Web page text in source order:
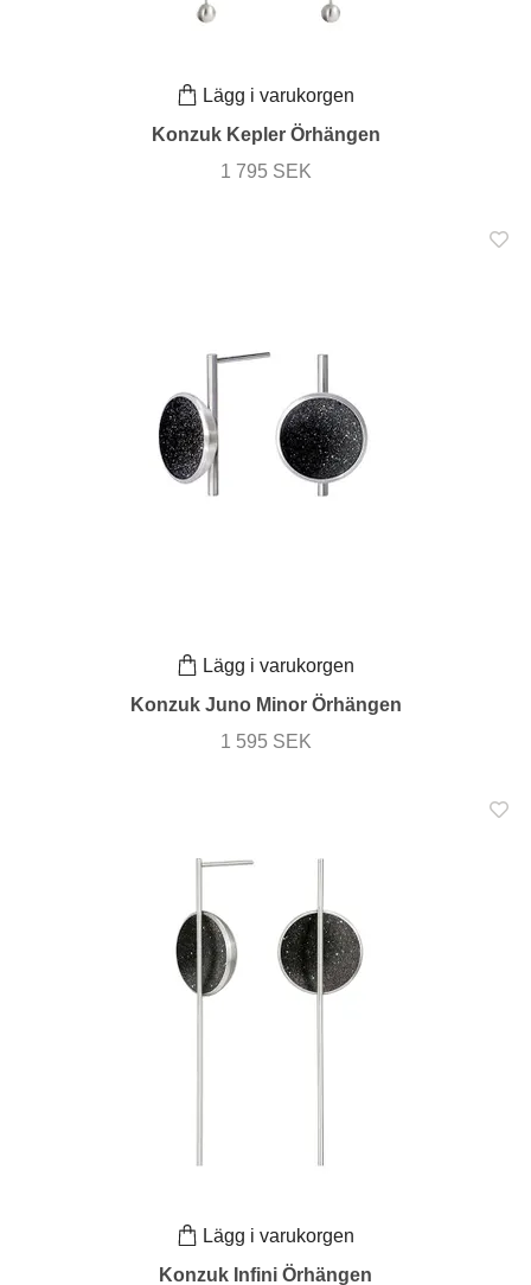
Lägg i varukorgen
Konzuk Kepler Örhängen
1 795 SEK
Lägg i varukorgen
Konzuk Juno Minor Örhängen
1 595 SEK
Lägg i varukorgen
Konzuk Infini Örhängen